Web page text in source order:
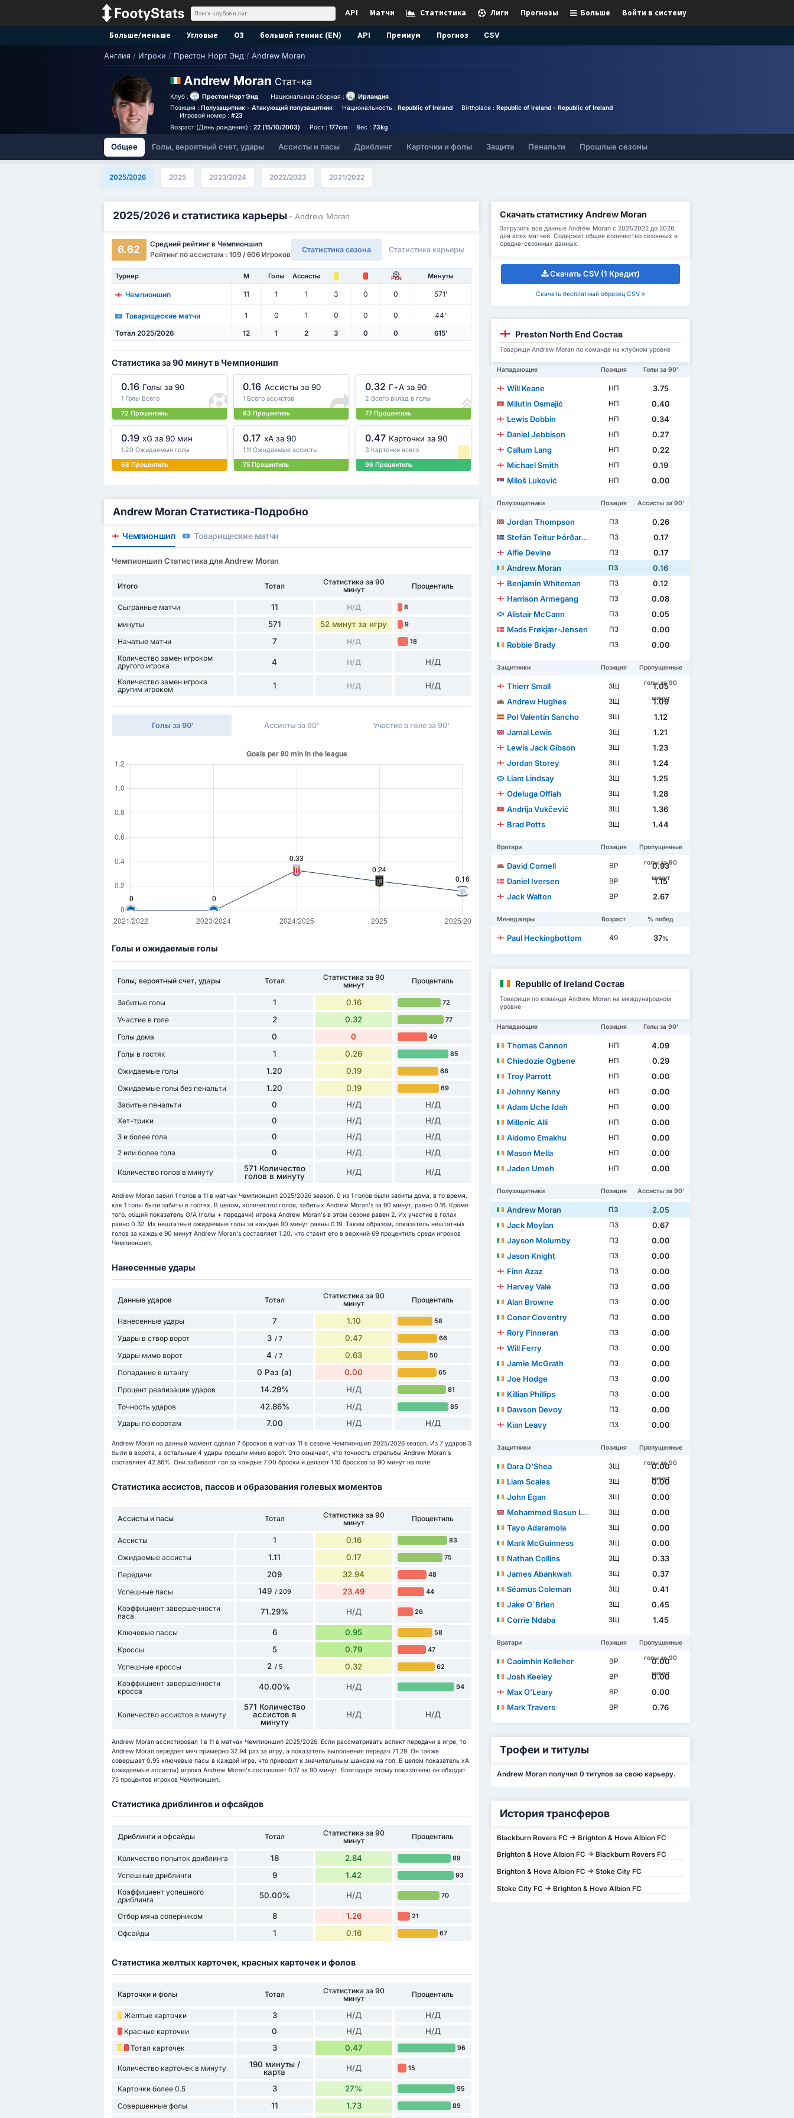
Войти в систему
Больше
Прогнозы
Лиги
Статистика
Матчи
API
Больше/меньше Угловые ОЗ большой теннис (EN) API Премиум Прогноз CSV
Англия / Игроки / Престон Норт Энд / Andrew Moran
Andrew Moran Стат-ка
Клуб : Престон Норт Энд Национальная сборная :
Ирландия
Позиция :Полузащитник - Атакующий полузащитник Национальность : Republic of Ireland Birthplace :Republic of Ireland - Republic of Ireland
Игровой номер : #23
Возраст (День рождения) :22 (15/10/2003) Рост : 177cm Вес :73kg
Общее Голы, вероятный счет, удары Ассисты и пасы Дриблинг Карточки и фолы Защита Пенальти Прошлые сезоны
2025/2026 2025 2023/2024 2022/2023 2021/2022
2025/2026 и статистика карьеры - Andrew Moran
6.62
Средний рейтинг в Чемпионшип
Рейтинг по ассистам : 109 / 606 Игроков
Статистика сезона Статистика карьеры
Турнир М Голы Ассисты PEN Минуты
Чемпионшип 11 1 1 3 0 0 571'
Товарищеские матчи 1 0 1 0 0 0 44'
Тотал 2025/2026 12 1 2 3 0 0 615'
Статистика за 90 минут в Чемпионшип
0.16 Голы за 90
1 Голы Всего
72 Процентиль
0.16 Ассисты за 90
1 Всего ассистов
83 Процентиль
0.32 Г+A за 90
2 Всего вклад в голы
77 Процентиль
0.19 xG за 90 мин
1.20 Ожидаемые голы
68 Процентиль
0.17 xA за 90
1.11 Ожидаемые ассисты
75 Процентиль
0.47 Карточки за 90
3 Карточки всего
96 Процентиль
Andrew Moran Статистика-Подробно
Чемпионшип Товарищеские матчи
Чемпионшип Статистика для Andrew Moran
Итого Тотал
Статистика за 90
минут
Процентиль
Сыгранные матчи 11 Н/Д 8
минуты 571 52 минут за игру 9
Начатые матчи 7 Н/Д 18
Количество замен игроком
другого игрока
4 Н/Д Н/Д
Количество замен игрока
другим игроком
1 Н/Д Н/Д
Голы за 90' Ассисты за 90' Участие в голе за 90'
Голы и ожидаемые голы
Голы, вероятный счет, удары Тотал
Статистика за 90
минут
Процентиль
Забитые голы 1 0.16 72
Участие в голе 2 0.32 77
Голы дома 0 0 49
Голы в гостях 1 0.26 85
Ожидаемые голы 1.20 0.19 68
Ожидаемые голы без пенальти 1.20 0.19 69
Забитые пенальти 0 Н/Д Н/Д
Хет-трики 0 Н/Д Н/Д
3 и более гола 0 Н/Д Н/Д
2 или более гола 0 Н/Д Н/Д
Количество голов в минуту
571 Количество
голов в минуту
Н/Д Н/Д
Andrew Moran забил 1 голов в 11 в матчах Чемпионшип 2025/2026 season. 0 из 1 голов были забиты дома, в то время,
как 1 голы были забиты в гостях. В целом, количество голов, забитых Andrew Moran's за 90 минут, равно 0.16. Кроме
того, общий показатель G/A (голы + передачи) игрока Andrew Moran's в этом сезоне равен 2. Их участие в голах
равно 0.32. Их нештатные ожидаемые голы за каждые 90 минут равны 0.19. Таким образом, показатель нештатных
голов за каждые 90 минут Andrew Moran's составляет 1.20, что ставит его в верхний 69 процентиль среди игроков
Чемпионшип.
Нанесенные удары
Данные ударов Тотал
Статистика за 90
минут
Процентиль
Нанесенные удары 7 1.10 58
Удары в створ ворот 3 / 7 0.47 66
Удары мимо ворот 4 / 7 0.63 50
Попадание в штангу 0 Раз (а) 0.00 65
Процент реализации ударов 14.29% Н/Д 81
Точность ударов 42.86% Н/Д 85
Удары по воротам 7.00 Н/Д Н/Д
Andrew Moran на данный момент сделал 7 бросков в матчах 11 в сезоне Чемпионшип 2025/2026 season. Из 7 ударов 3
были в ворота, а остальные 4 удары прошли мимо ворот. Это означает, что точность стрельбы Andrew Moran's
составляет 42.86%. Они забивают гол за каждые 7.00 броски и делают 1.10 бросков за 90 минут на поле.
Статистика ассистов, пассов и образования голевых моментов
Ассисты и пасы Тотал
Статистика за 90
минут
Процентиль
Ассисты 1 0.16 83
Ожидаемые ассисты 1.11 0.17 75
Передачи 209 32.94 48
Успешные пасы 149 / 209 23.49 44
Коэффициент завершенности
паса
71.29% Н/Д 26
Ключевые пассы 6 0.95 58
Кроссы 5 0.79 47
Успешные кроссы 2 / 5 0.32 62
Коэффициент завершенности
кросса
40.00% Н/Д 94
Количество ассистов в минуту
571 Количество
ассистов в
минуту
Н/Д Н/Д
Andrew Moran ассистировал 1 в 11 в матчах Чемпионшип 2025/2026. Если рассматривать аспект передачи в игре, то
Andrew Moran передает мяч примерно 32.94 раз за игру, а показатель выполнения передач 71.29. Он также
совершает 0.95 ключевые пасы в каждой игре, что приводит к значительным шансам на гол. В целом показатель xA
(ожидаемые ассисты) игрока Andrew Moran's составляет 0.17 за 90 минут. Благодаря этому показателю он обходит
75 процентов игроков Чемпионшип.
Статистика дриблингов и офсайдов
Дриблинги и офсайды Тотал
Статистика за 90
минут
Процентиль
Количество попыток дриблинга 18 2.84 89
Успешные дриблинги 9 1.42 93
Коэффициент успешного
дриблинга
50.00% Н/Д 70
Отбор мяча соперником 8 1.26 21
Офсайды 1 0.16 67
Статистика желтых карточек, красных карточек и фолов
Карточки и фолы Тотал
Статистика за 90
минут
Процентиль
Желтые карточки 3 Н/Д Н/Д
Красные карточки 0 Н/Д Н/Д
Тотал карточек 3 0.47 96
Количество карточек в минуту
190 минуты /
карта
Н/Д 15
Карточки более 0.5 3 27% 95
Совершенные фолы 11 1.73 89
Скачать статистику Andrew Moran
Загрузить все данные Andrew Moran с 2021/2022 до 2026
для всех матчей. Содержит общее количество сезонных и
средне-сезонных данных.
Скачать CSV (1 Кредит)
Скачать бесплатный образец CSV »
Preston North End Состав
Товарищи Andrew Moran по команде на клубном уровне
Нападающие Позиция Голы за 90'
Will Keane НП
3.75
Milutin Osmajić
НП
0.40
Lewis Dobbin
НП
0.34
Daniel Jebbison
НП
0.27
Callum Lang
НП
0.22
Michael Smith
НП
0.19
Miloš Luković
НП 0.00
Полузащитники Позиция Ассисты за 90'
Jordan Thompson ПЗ
0.26
Stefán Teitur Þórðarson
ПЗ
0.17
Alfie Devine
ПЗ
0.17
Andrew Moran
ПЗ
0.16
Benjamin Whiteman
ПЗ
0.12
Harrison Armegang
ПЗ
0.08
Alistair McCann
ПЗ
0.05
Mads Frøkjær-Jensen
ПЗ
0.00
Robbie Brady
ПЗ 0.00
Защитники Позиция
Пропущенные
голы за 90
минут
Thierr Small ЗЩ
1.05
Andrew Hughes
ЗЩ
1.09
Pol Valentín Sancho
ЗЩ
1.12
Jamal Lewis
ЗЩ
1.21
Lewis Jack Gibson
ЗЩ
1.23
Jordan Storey
ЗЩ
1.24
Liam Lindsay
ЗЩ
1.25
Odeluga Offiah
ЗЩ
1.28
Andrija Vukčević
ЗЩ
1.36
Brad Potts
ЗЩ 1.44
Вратари Позиция
Пропущенные
голы за 90
минут
David Cornell ВР
0.93
Daniel Iversen
ВР
1.15
Jack Walton
ВР 2.67
Менеджеры Возраст % побед
Paul Heckingbottom 49 37%
Republic of Ireland Состав
Товарищи по команде Andrew Moran на международном
уровне
Нападающие Позиция Голы за 90'
Thomas Cannon НП
4.09
Chiedozie Ogbene
НП
0.29
Troy Parrott
НП
0.00
Johnny Kenny
НП
0.00
Adam Uche Idah
НП
0.00
Millenic Alli
НП
0.00
Aidomo Emakhu
НП
0.00
Mason Melia
НП
0.00
Jaden Umeh
НП 0.00
Полузащитники Позиция Ассисты за 90'
Andrew Moran ПЗ
2.05
Jack Moylan
ПЗ
0.67
Jayson Molumby
ПЗ
0.00
Jason Knight
ПЗ
0.00
Finn Azaz
ПЗ
0.00
Harvey Vale
ПЗ
0.00
Alan Browne
ПЗ
0.00
Conor Coventry
ПЗ
0.00
Rory Finneran
ПЗ
0.00
Will Ferry
ПЗ
0.00
Jamie McGrath
ПЗ
0.00
Joe Hodge
ПЗ
0.00
Killian Phillips
ПЗ
0.00
Dawson Devoy
ПЗ
0.00
Kian Leavy
ПЗ 0.00
Защитники Позиция
Пропущенные
голы за 90
минут
Dara O'Shea ЗЩ
0.00
Liam Scales
ЗЩ
0.00
John Egan
ЗЩ
0.00
Mohammed Bosun Lawal
ЗЩ
0.00
Tayo Adaramola
ЗЩ
0.00
Mark McGuinness
ЗЩ
0.00
Nathan Collins
ЗЩ
0.33
James Abankwah
ЗЩ
0.37
Séamus Coleman
ЗЩ
0.41
Jake O´Brien
ЗЩ
0.45
Corrie Ndaba
ЗЩ 1.45
Вратари Позиция
Пропущенные
голы за 90
минут
Caoimhin Kelleher ВР
0.00
Josh Keeley
ВР
0.00
Max O’Leary
ВР
0.00
Mark Travers
ВР 0.76
Трофеи и титулы
Andrew Moran получил 0 титулов за свою карьеру.
История трансферов
Blackburn Rovers FC -> Brighton & Hove Albion FC
Brighton & Hove Albion FC -> Blackburn Rovers FC
Brighton & Hove Albion FC -> Stoke City FC
Stoke City FC -> Brighton & Hove Albion FC